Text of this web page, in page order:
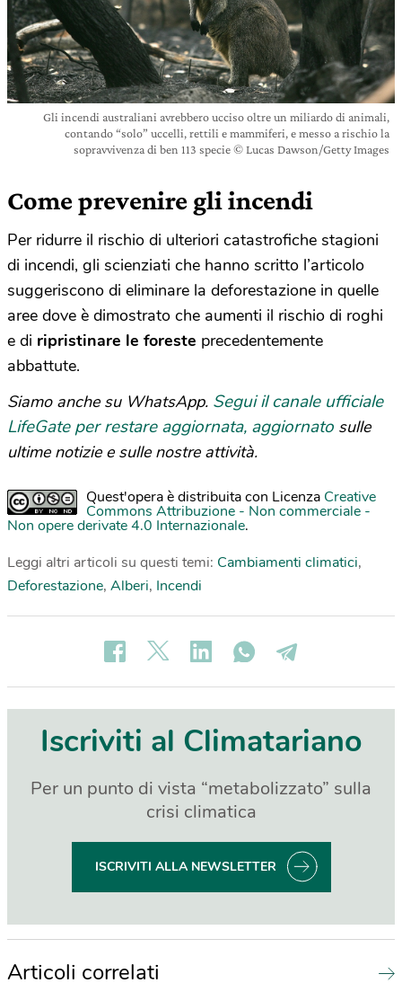
Gli incendi australiani avrebbero ucciso oltre un miliardo di animali,
contando “solo” uccelli, rettili e mammiferi, e messo a rischio la
sopravvivenza di ben 113 specie © Lucas Dawson/Getty Images
Come prevenire gli incendi
Per ridurre il rischio di ulteriori catastrofiche stagioni
di incendi, gli scienziati che hanno scritto l’articolo
suggeriscono di eliminare la deforestazione in quelle
aree dove è dimostrato che aumenti il rischio di roghi
e di ripristinare le foreste precedentemente
abbattute.
Siamo anche su WhatsApp. Segui il canale ufficiale
LifeGate per restare aggiornata, aggiornato sulle
ultime notizie e sulle nostre attività.
Quest'opera è distribuita con Licenza Creative
Commons Attribuzione - Non commerciale -
Non opere derivate 4.0 Internazionale.
Leggi altri articoli su questi temi: Cambiamenti climatici,
Deforestazione, Alberi, Incendi
Iscriviti al Climatariano
Per un punto di vista “metabolizzato” sulla
crisi climatica
ISCRIVITI ALLA NEWSLETTER
Articoli correlati